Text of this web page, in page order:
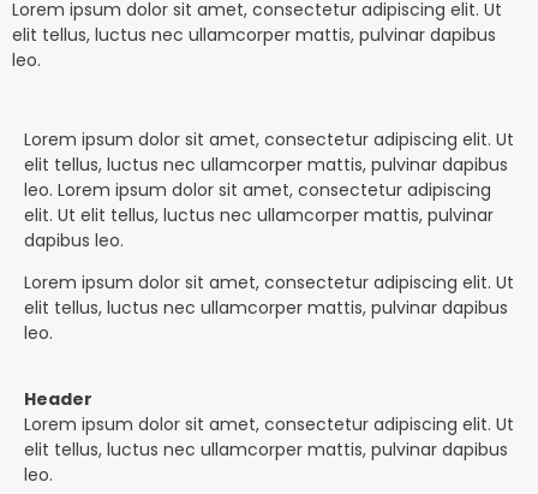
Lorem ipsum dolor sit amet, consectetur adipiscing elit. Ut
elit tellus, luctus nec ullamcorper mattis, pulvinar dapibus
leo.
Lorem ipsum dolor sit amet, consectetur adipiscing elit. Ut
elit tellus, luctus nec ullamcorper mattis, pulvinar dapibus
leo. Lorem ipsum dolor sit amet, consectetur adipiscing
elit. Ut elit tellus, luctus nec ullamcorper mattis, pulvinar
dapibus leo.
Lorem ipsum dolor sit amet, consectetur adipiscing elit. Ut
elit tellus, luctus nec ullamcorper mattis, pulvinar dapibus
leo.
Header
Lorem ipsum dolor sit amet, consectetur adipiscing elit. Ut
elit tellus, luctus nec ullamcorper mattis, pulvinar dapibus
leo.